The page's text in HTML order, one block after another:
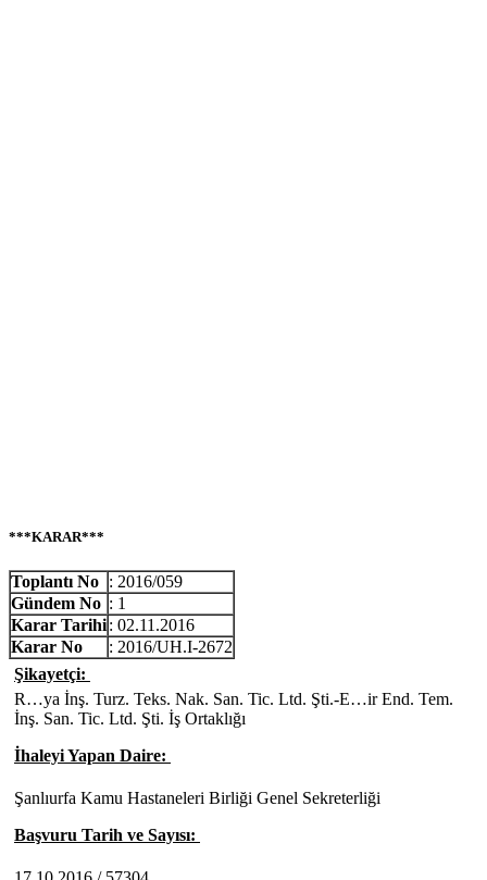
***KARAR***
Toplantı No : 2016/059
Gündem No : 1
Karar Tarihi: 02.11.2016
Karar No
: 2016/UH.I-2672
Şikayetçi:
R…ya İnş. Turz. Teks. Nak. San. Tic. Ltd. Şti.-E…ir End. Tem.
İnş. San. Tic. Ltd. Şti. İş Ortaklığı
İhaleyi Yapan Daire:
Şanlıurfa Kamu Hastaneleri Birliği Genel Sekreterliği
Başvuru Tarih ve Sayısı: